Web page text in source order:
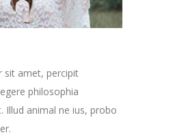
sit amet, percipit
philosophia
Illud animal ne ius, probo